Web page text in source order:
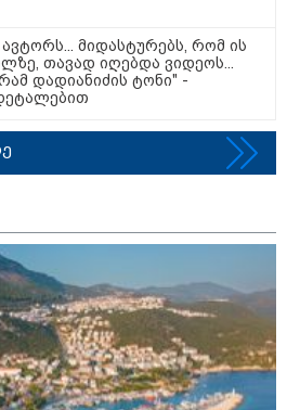
მიდასტურებს, რომ ის
თავად იღებდა ვიდეოს...
დადიანიძის ტონი" -